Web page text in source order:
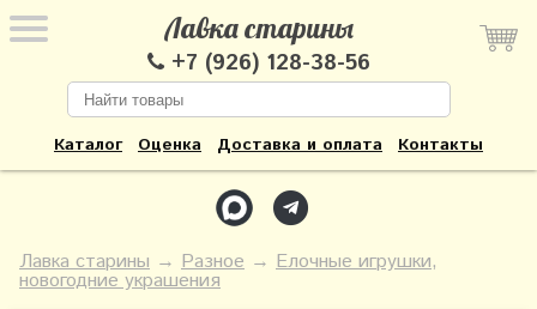
Лавка старины
+7 (926) 128-38-56
Каталог Оценка Доставка и оплата Контакты
Лавка старины → Разное → Елочные игрушки,
новогодние украшения